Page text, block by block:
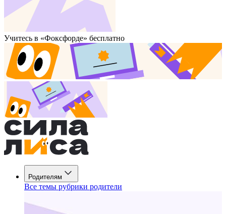
Учитесь в «Фоксфорде» бесплатно
Родителям
Все темы рубрики родители